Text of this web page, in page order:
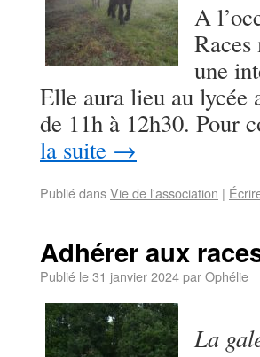
A
Races
une
Elle aura lieu au
de 11h à 12h30.
la suite →
Publié dansVie de l'association |
Adhérer aux
Publié le31 janvier 2024parOphélie
La